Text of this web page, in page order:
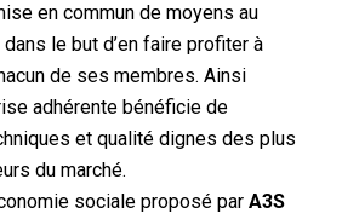
en commun de moyens au
le but d’en faire profiter à
de ses membres. Ainsi
adhérente bénéficie de
et qualité dignes des plus
du marché.
sociale proposé parA3S